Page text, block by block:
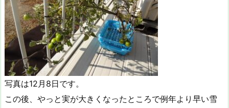
写真は12月8日です。
この後、やっと実が大きくなったところで例年より早い雪